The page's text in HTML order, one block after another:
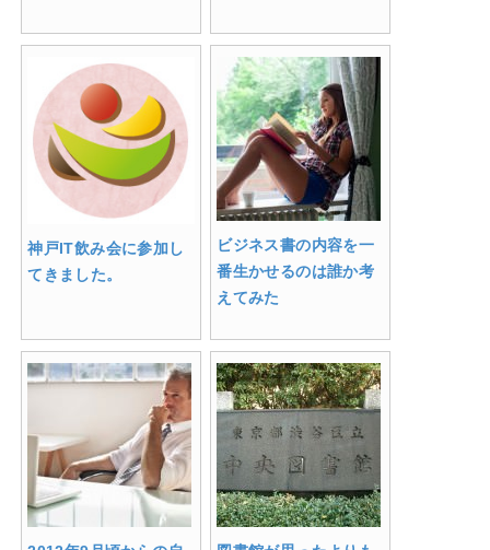
神戸IT飲み会に参加し
てきました。
ビジネス書の内容を一
番生かせるのは誰か考
えてみた